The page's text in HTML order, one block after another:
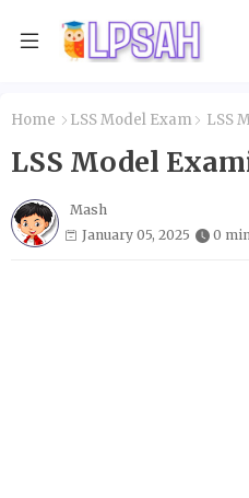
Home LSS Model Exam LSS
LSS Model
Mash
January 05, 2025
0